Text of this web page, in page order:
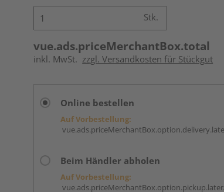
Stk.
vue.ads.priceMerchantBox.total
inkl. MwSt. zzgl. Versandkosten für Stückgut
Online bestellen
Auf Vorbestellung:
Beim Händler abholen
Auf Vorbestellung: